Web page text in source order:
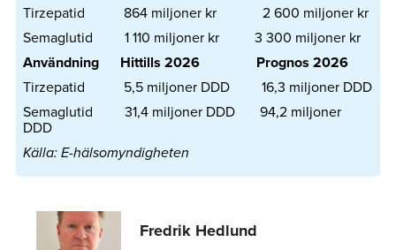
Tirzepatid 864 miljoner kr 2 600 miljoner kr
Semaglutid 1 110 miljoner kr 3 300 miljoner kr
Användning Hittills 2026 Prognos 2026
Tirzepatid 5,5 miljoner DDD 16,3 miljoner DDD
Semaglutid 31,4 miljoner DDD 94,2 miljoner
DDD
Källa: E-hälsomyndigheten
Fredrik Hedlund